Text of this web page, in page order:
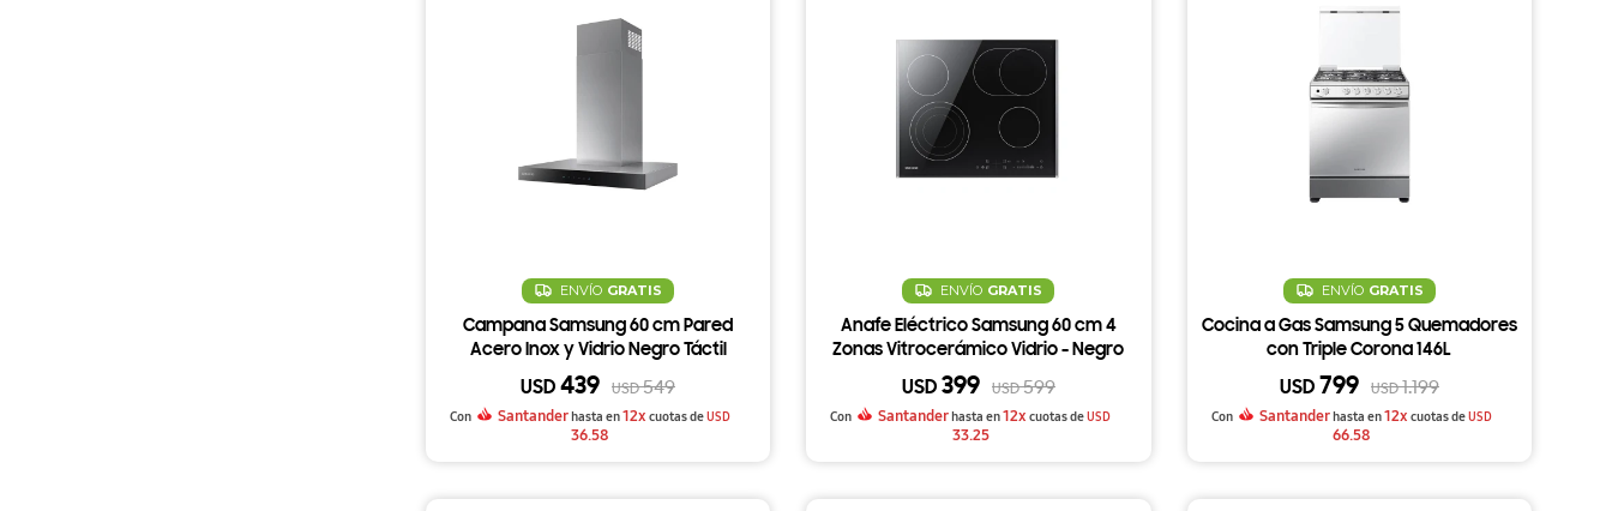
ENVÍO GRATIS
Campana Samsung 60 cm Pared
Acero Inox y Vidrio Negro Táctil
USD 439 USD 549
Con Santanderhasta en12x cuotas deUSD
36.58
ENVÍO GRATIS
Anafe Eléctrico Samsung 60 cm 4
Zonas Vitrocerámico Vidrio - Negro
USD 399 USD 599
Con Santanderhasta en12x cuotas deUSD
33.25
ENVÍO GRATIS
Cocina a Gas Samsung 5 Quemadores
con Triple Corona 146L
USD 799 USD 1.199
Con Santanderhasta en12x cuotas deUSD
66.58